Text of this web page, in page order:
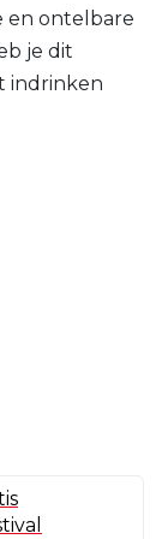
en ontelbare
je dit
indrinken